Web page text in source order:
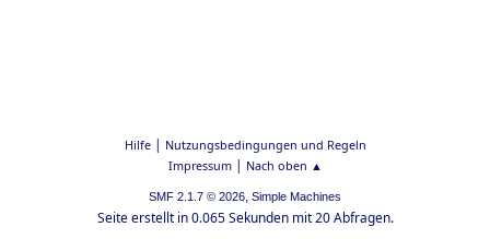
Hilfe| Nutzungsbedingungen und Regeln
Impressum| Nach oben ▲
SMF 2.1.7 © 2026, Simple Machines
Seite erstellt in 0.065 Sekunden mit 20 Abfragen.